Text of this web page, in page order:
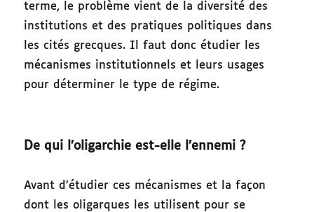
terme, le problème vient de la diversité des
institutions et des pratiques politiques dans
les cités grecques. Il faut donc étudier les
mécanismes institutionnels et leurs usages
pour déterminer le type de régime.
De qui l’oligarchie est-elle l’ennemi ?
Avant d’étudier ces mécanismes et la façon
dont les oligarques les utilisent pour se